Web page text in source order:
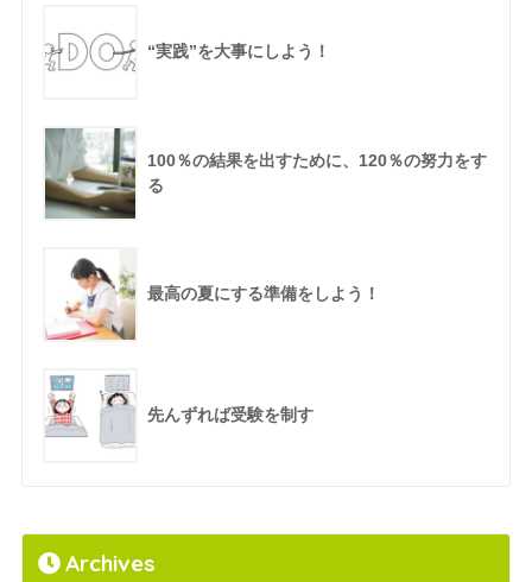
“実践”を大事にしよう！
100％の結果を出すために、120％の努力をす
る
最高の夏にする準備をしよう！
先んずれば受験を制す
Archives